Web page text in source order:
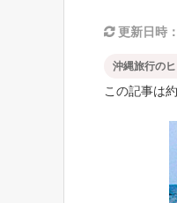
更新日時
沖縄旅行のヒ
この記事は